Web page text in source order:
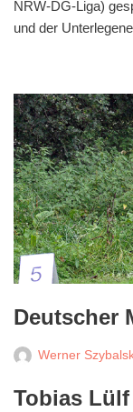
NRW-DG-Liga)
und der
Deutscher
Werner
Tobias